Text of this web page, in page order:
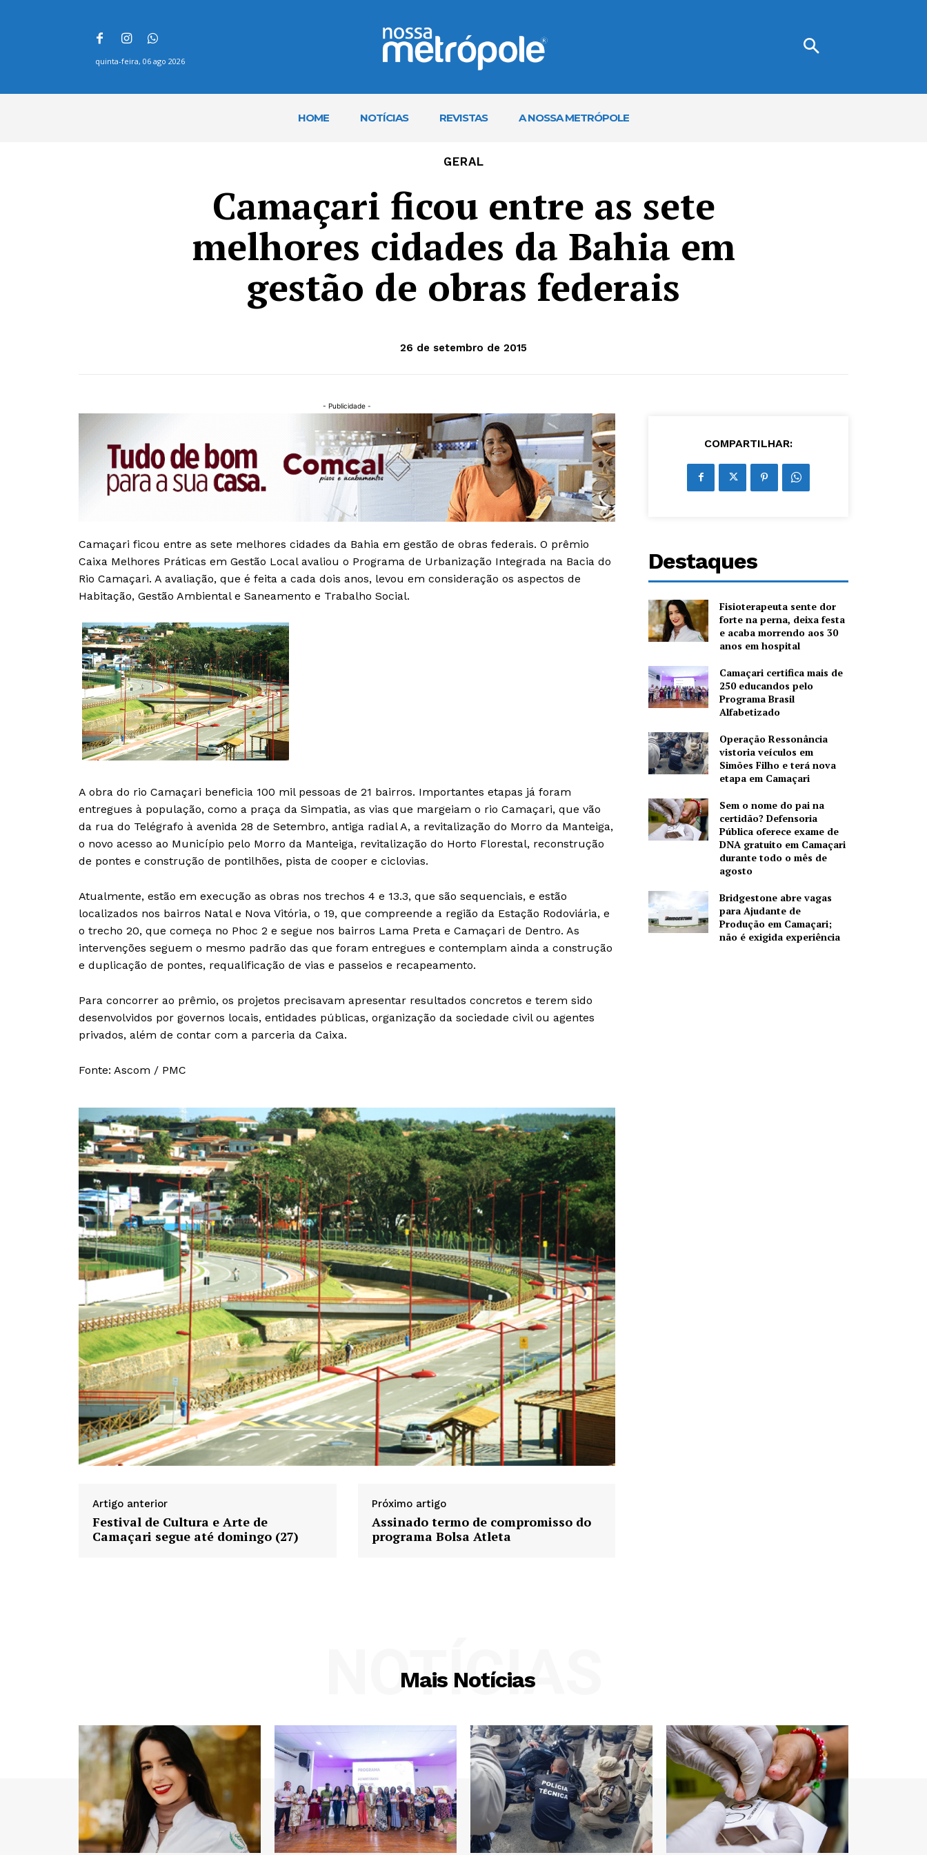
quinta-feira, 06 ago 2026
HOME NOTÍCIAS REVISTAS A NOSSA METRÓPOLE
GERAL
Camaçari ficou entre as sete
melhores cidades da Bahia em
gestão de obras federais
26 de setembro de 2015
- Publicidade -
Camaçari ficou entre as sete melhores cidades da Bahia em gestão de obras federais. O prêmio
Caixa Melhores Práticas em Gestão Local avaliou o Programa de Urbanização Integrada na Bacia do
Rio Camaçari. A avaliação, que é feita a cada dois anos, levou em consideração os aspectos de
Habitação, Gestão Ambiental e Saneamento e Trabalho Social.
A obra do rio Camaçari beneficia 100 mil pessoas de 21 bairros. Importantes etapas já foram
entregues à população, como a praça da Simpatia, as vias que margeiam o rio Camaçari, que vão
da rua do Telégrafo à avenida 28 de Setembro, antiga radial A, a revitalização do Morro da Manteiga,
o novo acesso ao Município pelo Morro da Manteiga, revitalização do Horto Florestal, reconstrução
de pontes e construção de pontilhões, pista de cooper e ciclovias.
Atualmente, estão em execução as obras nos trechos 4 e 13.3, que são sequenciais, e estão
localizados nos bairros Natal e Nova Vitória, o 19, que compreende a região da Estação Rodoviária, e
o trecho 20, que começa no Phoc 2 e segue nos bairros Lama Preta e Camaçari de Dentro. As
intervenções seguem o mesmo padrão das que foram entregues e contemplam ainda a construção
e duplicação de pontes, requalificação de vias e passeios e recapeamento.
Para concorrer ao prêmio, os projetos precisavam apresentar resultados concretos e terem sido
desenvolvidos por governos locais, entidades públicas, organização da sociedade civil ou agentes
privados, além de contar com a parceria da Caixa.
Fonte: Ascom / PMC
Artigo anterior
Festival de Cultura e Arte de
Camaçari segue até domingo (27)
Próximo artigo
Assinado termo de compromisso do
programa Bolsa Atleta
COMPARTILHAR:
Destaques
Fisioterapeuta sente dor
forte na perna, deixa festa
e acaba morrendo aos 30
anos em hospital
Camaçari certifica mais de
250 educandos pelo
Programa Brasil
Alfabetizado
Operação Ressonância
vistoria veículos em
Simões Filho e terá nova
etapa em Camaçari
Sem o nome do pai na
certidão? Defensoria
Pública oferece exame de
DNA gratuito em Camaçari
durante todo o mês de
agosto
Bridgestone abre vagas
para Ajudante de
Produção em Camaçari;
não é exigida experiência
Mais Notícias
NOTÍCIAS